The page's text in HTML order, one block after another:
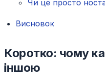
Чи це просто
Висновок
Коротко: чому
іншою